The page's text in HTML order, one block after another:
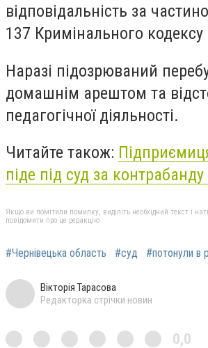
відповідальність за
137 Кримінального кодексу
Наразі підозрюваний
домашнім арештом та
педагогічної діяльності.
Читайте також:
піде під суд за
Якщо ви помітили помилку, виділіть необхідний текст і
повідомити про це редакцію
#Чернівецька область #суд #потонули в
Вікторія Тарасова
Редакторка стрічки новин
0,0